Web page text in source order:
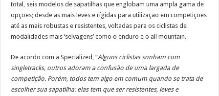
total, seis modelos de sapatilhas que englobam uma ampla gama de
opções; desde as mais leves e rígidas para utilização em competições
até as mais robustas e resistentes, voltadas para os ciclistas de
modalidades mais ‘selvagens’ como o enduro e o all mountain.
De acordo com a Specialized, “Alguns ciclistas sonham com
singletracks, outros adoram a confusão de uma largada de
competição. Porém, todos tem algo em comum quando se trata de
escolher sua sapatilha: elas tem que ser resistentes, leves e